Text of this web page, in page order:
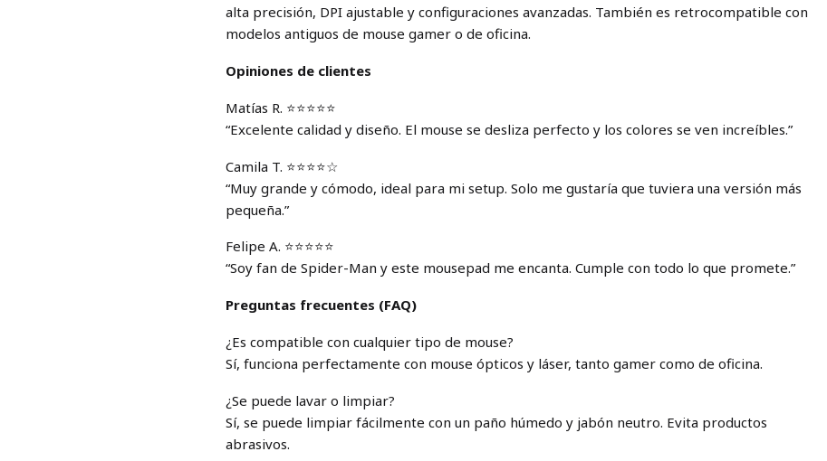
alta precisión, DPI ajustable y configuraciones avanzadas. También es retrocompatible con
modelos antiguos de mouse gamer o de oficina.
Opiniones de clientes
Matías R. ⭐⭐⭐⭐⭐
“Excelente calidad y diseño. El mouse se desliza perfecto y los colores se ven increíbles.”
Camila T. ⭐⭐⭐⭐☆
“Muy grande y cómodo, ideal para mi setup. Solo me gustaría que tuviera una versión más
pequeña.”
Felipe A. ⭐⭐⭐⭐⭐
“Soy fan de Spider-Man y este mousepad me encanta. Cumple con todo lo que promete.”
Preguntas frecuentes (FAQ)
¿Es compatible con cualquier tipo de mouse?
Sí, funciona perfectamente con mouse ópticos y láser, tanto gamer como de oficina.
¿Se puede lavar o limpiar?
Sí, se puede limpiar fácilmente con un paño húmedo y jabón neutro. Evita productos
abrasivos.